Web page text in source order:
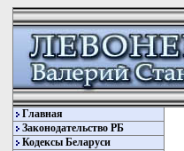
Главная
Законодательство РБ
Кодексы Беларуси